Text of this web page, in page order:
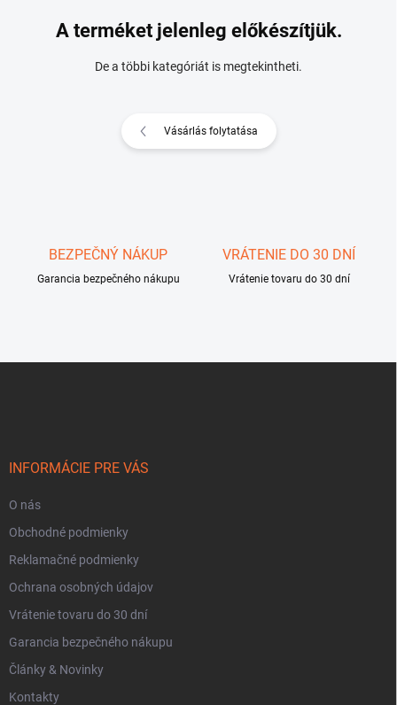
A terméket jelenleg előkészítjük.
De a többi kategóriát is megtekintheti.
Vásárlás folytatása
BEZPEČNÝ NÁKUP
Garancia bezpečného nákupu
VRÁTENIE DO 30 DNÍ
Vrátenie tovaru do 30 dní
INFORMÁCIE PRE VÁS
O nás
Obchodné podmienky
Reklamačné podmienky
Ochrana osobných údajov
Vrátenie tovaru do 30 dní
Garancia bezpečného nákupu
Články & Novinky
Kontakty